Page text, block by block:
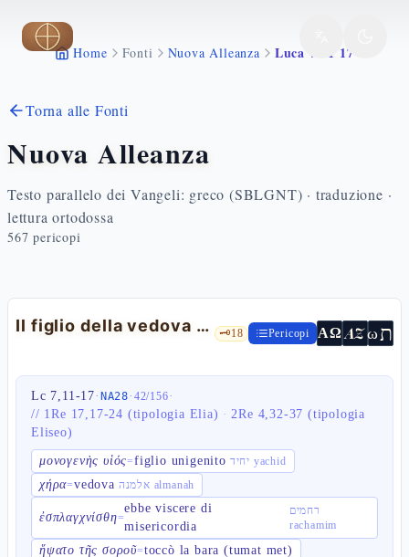
Vai al contenuto principale
Home Fonti Nuova Alleanza Luca 7 11 17
Torna alle Fonti
Nuova Alleanza
Testo parallelo dei Vangeli: greco (SBLGNT) · traduzione ·
lettura ortodossa
567 pericopi
Il figlio della vedova di Nain — Lc 7,11-17 🗝️18 Pericopi ΑΩ AZωת
Lc 7,11-17· NA28· 42/156·
// 1Re 17,17-24 (tipologia Elia) · 2Re 4,32-37 (tipologia
Eliseo)
μονογενὴς υἱός=figlio unigenito יחיד yachid
χήρα=vedova אלמנה almanah
ἐσπλαγχνίσθη=
ebbe viscere di
misericordia
רחמים
rachamim
ἥψατο τῆς σοροῦ=toccò la bara (tumat met)